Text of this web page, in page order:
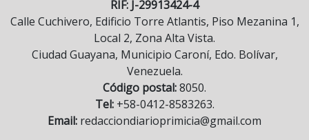
RIF: J-29913424-4
Calle Cuchivero, Edificio Torre Atlantis, Piso Mezanina 1,
Local 2, Zona Alta Vista.
Ciudad Guayana, Municipio Caroní, Edo. Bolívar,
Venezuela.
Código postal:8050.
Tel:+58-0412-8583263.
Email: redacciondiarioprimicia@gmail.com